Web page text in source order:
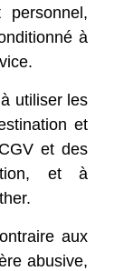
à
utiliser les
et
et des
, et à
aux
abusive,